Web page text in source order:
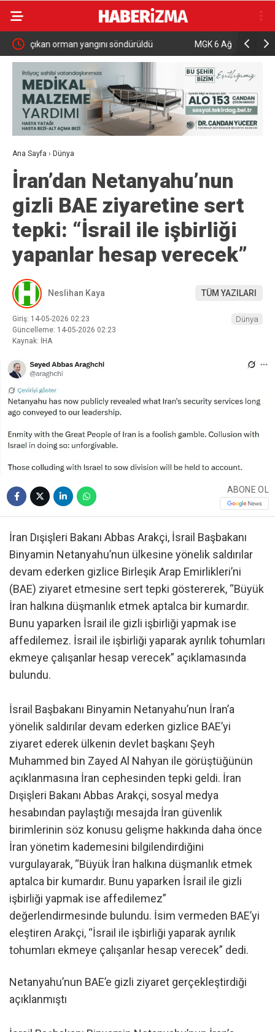
MGK 6 Ağustos 2026 Toplantısında Bölgesel
Güvenlik Gündemi
Ana Sayfa › Dünya
İran’dan Netanyahu’nun
gizli BAE ziyaretine sert
tepki: “İsrail ile işbirliği
yapanlar hesap verecek”
Neslihan Kaya TÜM YAZILARI
Giriş: 14-05-2026 02:23
Güncelleme: 14-05-2026 02:23
Kaynak: İHA
Dünya
ABONE OL
İran Dışişleri Bakanı Abbas Arakçi, İsrail Başbakanı
Binyamin Netanyahu’nun ülkesine yönelik saldırılar
devam ederken gizlice Birleşik Arap Emirlikleri’ni
(BAE) ziyaret etmesine sert tepki göstererek, “Büyük
İran halkına düşmanlık etmek aptalca bir kumardır.
Bunu yaparken İsrail ile gizli işbirliği yapmak ise
affedilemez. İsrail ile işbirliği yaparak ayrılık tohumları
ekmeye çalışanlar hesap verecek” açıklamasında
bulundu.
İsrail Başbakanı Binyamin Netanyahu’nun İran’a
yönelik saldırılar devam ederken gizlice BAE’yi
ziyaret ederek ülkenin devlet başkanı Şeyh
Muhammed bin Zayed Al Nahyan ile görüştüğünün
açıklanmasına İran cephesinden tepki geldi. İran
Dışişleri Bakanı Abbas Arakçi, sosyal medya
hesabından paylaştığı mesajda İran güvenlik
birimlerinin söz konusu gelişme hakkında daha önce
İran yönetim kademesini bilgilendirdiğini
vurgulayarak, “Büyük İran halkına düşmanlık etmek
aptalca bir kumardır. Bunu yaparken İsrail ile gizli
işbirliği yapmak ise affedilemez”
değerlendirmesinde bulundu. İsim vermeden BAE’yi
eleştiren Arakçi, “İsrail ile işbirliği yaparak ayrılık
tohumları ekmeye çalışanlar hesap verecek” dedi.
Netanyahu’nun BAE’e gizli ziyaret gerçekleştirdiği
açıklanmıştı